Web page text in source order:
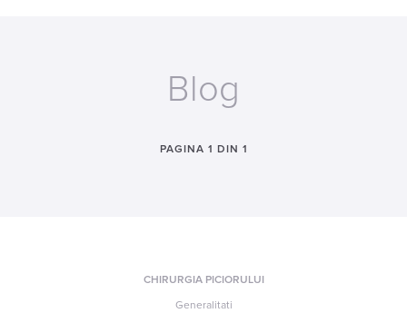
Blog
PAGINA 1 DIN 1
CHIRURGIA PICIORULUI
Generalitati